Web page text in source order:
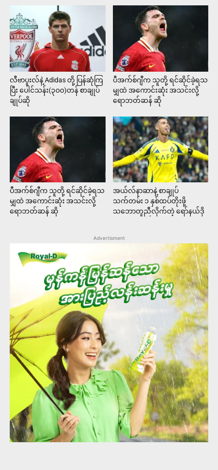
လီဗာပူးလ်နဲ့ Adidas တို့ ပြန်ဆုံကြ
ပြီး ပေါင်သန်း(၃၀၀)တန် စာချုပ်
ချုပ်ဆို
ပီအက်စ်ဂျီက သူတို့ ရင်ဆိုင်ခဲ့ရသ
မျှထဲ အကောင်းဆုံး အသင်းလို့
ရောဘတ်ဆန် ဆို
ပီအက်စ်ဂျီက သူတို့ ရင်ဆိုင်ခဲ့ရသ
မျှထဲ အကောင်းဆုံး အသင်းလို့
ရောဘတ်ဆန် ဆို
အယ်လ်နာဆာနဲ့ စာချုပ်
သက်တမ်း ၁ နှစ်ထပ်တိုးဖို့
သဘောတူညီလိုက်တဲ့ ရော်နယ်ဒို
Advertisment